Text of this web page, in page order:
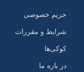
حریم خصوصی
شرایط و مقررات
کوکی‌ها
در باره ما